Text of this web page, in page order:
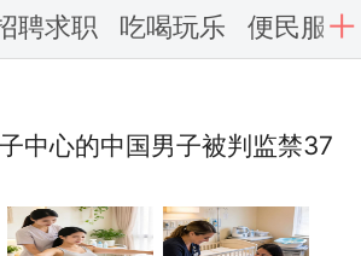
聘求职 吃喝玩乐 便民服务
中心的中国男子被判监禁37